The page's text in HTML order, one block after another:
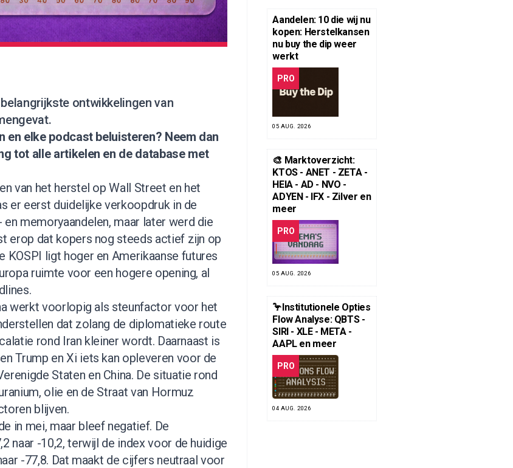
ontwikkelingen van
en elke podcast beluisteren? Neem dan
tot alle artikelen en de database met
van het herstel op Wall Street en het
er eerst duidelijke verkoopdruk in de
memoryaandelen, maar later werd die
erop dat kopers nog steeds actief zijn op
KOSPI ligt hoger en Amerikaanse futures
ruimte voor een hogere opening, al
werkt voorlopig als steunfactor voor het
dat zolang de diplomatieke route
rond Iran kleiner wordt. Daarnaast is
Trump en Xi iets kan opleveren voor de
Staten en China. De situatie rond
olie en de Straat van Hormuz
blijven.
in mei, maar bleef negatief. De
naar -10,2, terwijl de index voor de huidige
-77,8. Dat maakt de cijfers neutraal voor
Aandelen: 10 die wij nu
kopen: Herstelkansen
nu buy the dip weer
werkt
PRO
05 AUG. 2026
🎨 Marktoverzicht:
KTOS - ANET - ZETA -
HEIA - AD - NVO -
ADYEN - IFX - Zilver en
meer
PRO
05 AUG. 2026
🦩Institutionele Opties
Flow Analyse: QBTS -
SIRI - XLE - META -
AAPL en meer
PRO
04 AUG. 2026